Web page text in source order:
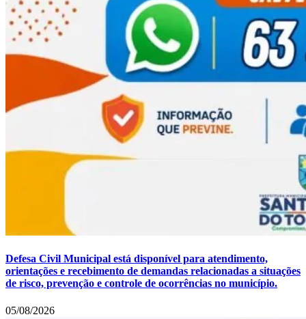
Defesa Civil Municipal está disponível para atendimento,
orientações e recebimento de demandas relacionadas a situações
de risco, prevenção e controle de ocorrências no município.
05/08/2026